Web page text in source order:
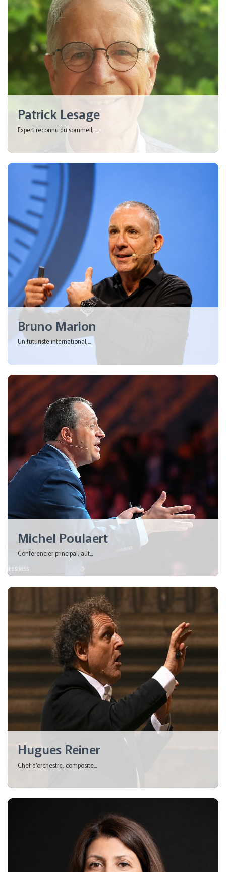
Patrick Lesage
Expert reconnu du sommeil, ...
Bruno Marion
Un futuriste international,...
Michel Poulaert
Conférencier principal, aut...
Hugues Reiner
Chef d’orchestre, composite...